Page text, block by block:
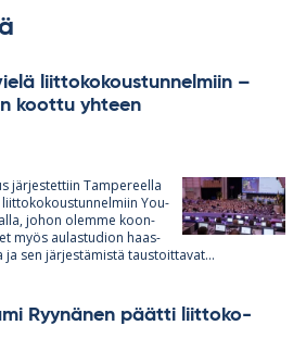
liit­to­ko­kous­tun­nel­miin –
koottu yh­teen
jär­jes­tet­tiin Tam­pe­reella
liit­to­ko­kous­tun­nel­miin You­
jo­hon olemme koon­
myös au­las­tu­dion haas­
sen jär­jes­tä­mistä taus­toit­ta­vat...
Ryy­nä­nen päätti liit­to­ko­